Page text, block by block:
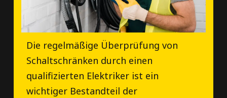
Die regelmäßige Überprüfung von
Schaltschränken durch einen
qualifizierten Elektriker ist ein
wichtiger Bestandteil der